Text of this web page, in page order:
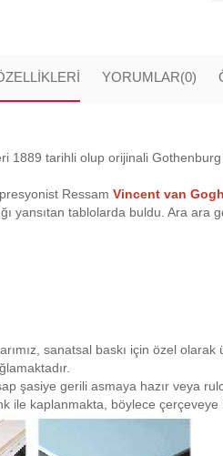
YORUMLAR(0)
1889 tarihli olup orijinali
Ressam Vincent van Gogh
yansıtan tablolarda buldu. Ara
sanatsal baskı için özel
şasiye gerili asmaya hazır veya
kaplanmakta, böylece çerçeveye